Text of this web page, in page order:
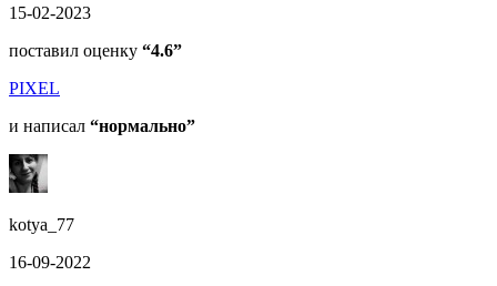
15-02-2023
поставил оценку “4.6”
PIXEL
и написал “нормально”
kotya_77
16-09-2022